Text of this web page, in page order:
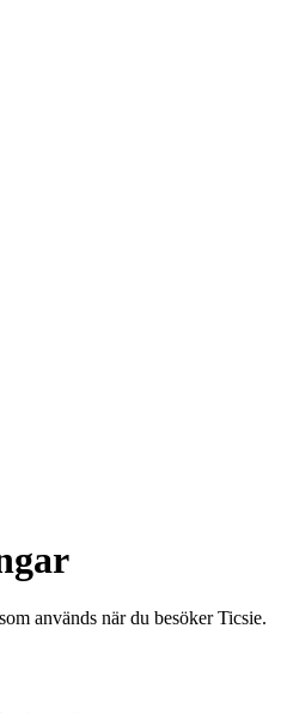
används när du besöker Ticsie.